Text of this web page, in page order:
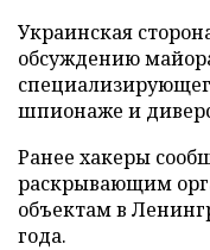
Украинская
обсуждению
шпионаже и
Ранее хакеры
раскрывающим
объектам в
года.